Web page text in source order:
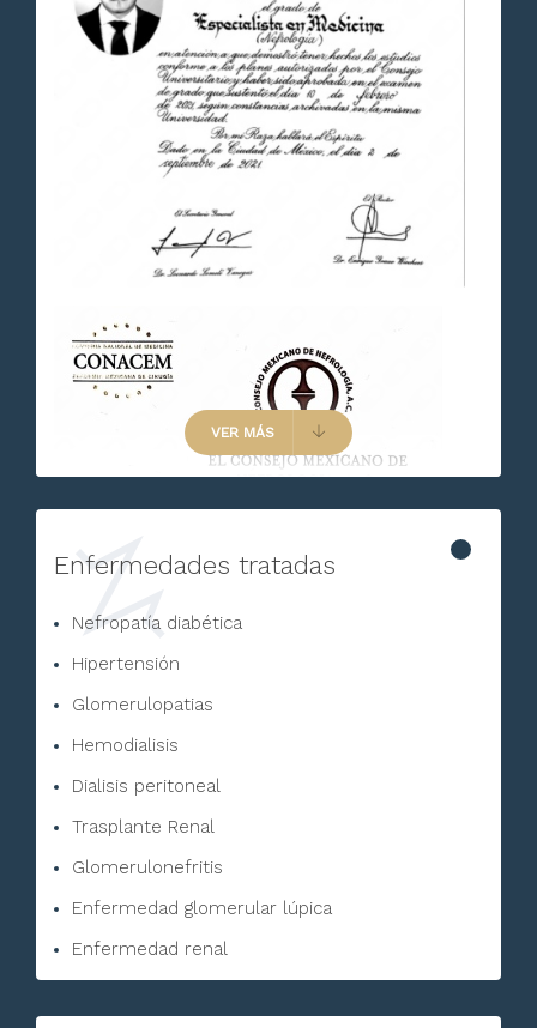
VER MÁS
Enfermedades tratadas
Nefropatía diabética
Hipertensión
Glomerulopatias
Hemodialisis
Dialisis peritoneal
Trasplante Renal
Glomerulonefritis
Enfermedad glomerular lúpica
Enfermedad renal